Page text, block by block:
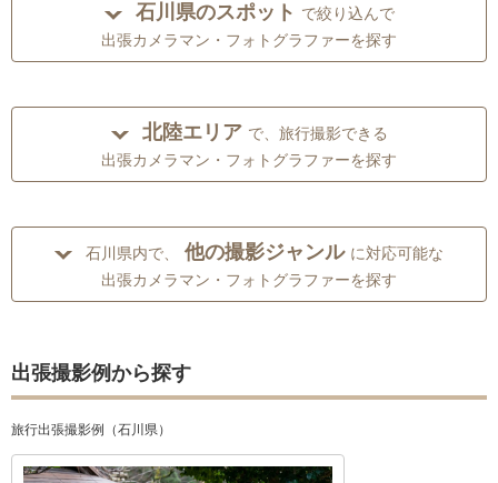
石川県のスポット で絞り込んで
出張カメラマン・フォトグラファーを探す
北陸エリア で、旅行撮影できる
出張カメラマン・フォトグラファーを探す
石川県内で、 他の撮影ジャンル に対応可能な
出張カメラマン・フォトグラファーを探す
出張撮影例から探す
旅行出張撮影例（石川県）